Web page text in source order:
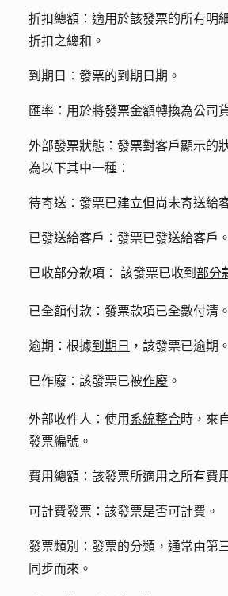
折扣總額： 適用於該發票的所有明
折扣之總和。
到期日： 發票的到期日期。
匯率： 用於將發票金額轉換為公司
外部發票狀態： 發票對客戶顯示的
為以下其中一種：
待寄送： 發票已建立但尚未寄送給
已發送給客戶： 發票已發送給客戶。
已收部分款項： 該發票已收到 部分
已全額付款： 發票款項已全數付清。
逾期： 根據到期日 ，該發票已逾期。
已作廢： 該發票已被作廢 。
外部收件人： 使用 系統整合時，來
發票編號。
費用總額： 該發票所適用之所有費
可計費發票： 該發票是否可計費。
發票類別： 發票的分類，通常由第
同步而來。